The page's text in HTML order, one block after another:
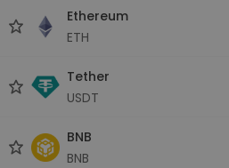
Ethereum
ETH
Tether
USDT
BNB
BNB